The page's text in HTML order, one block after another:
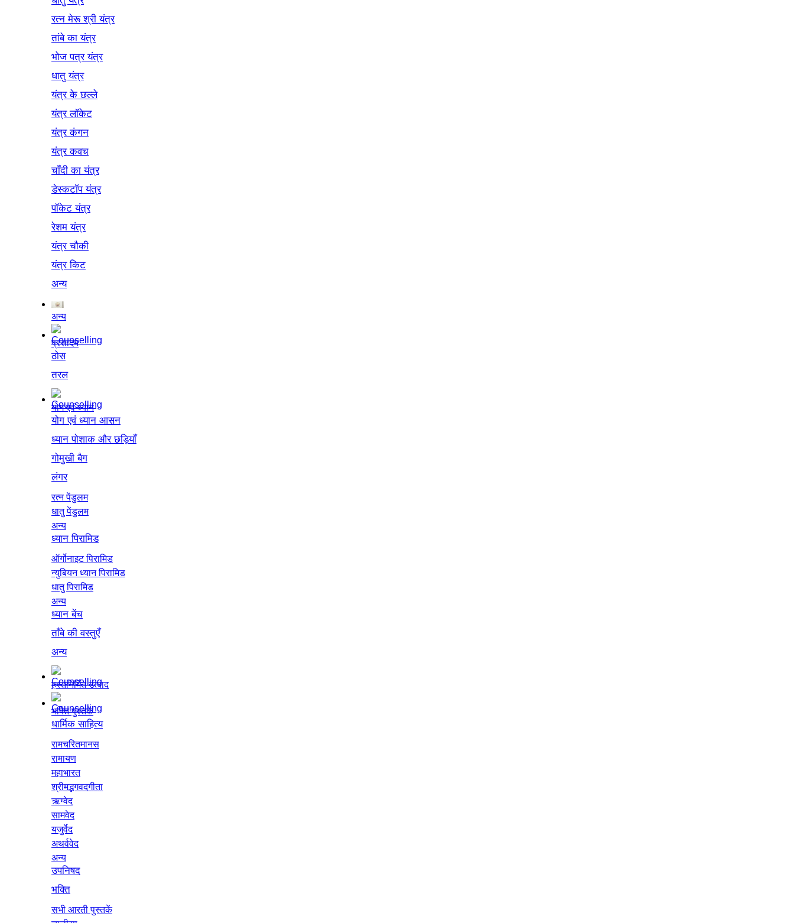
रत्न मेरू श्री यंत्र
तांबे का यंत्र
भोज पत्र यंत्र
धातु यंत्र
यंत्र के छल्ले
यंत्र लॉकेट
यंत्र कंगन
यंत्र कवच
चाँदी का यंत्र
डेस्कटॉप यंत्र
पॉकेट यंत्र
रेशम यंत्र
यंत्र चौकी
यंत्र किट
अन्य
अन्य
प्रसादम
ठोस
तरल
योग एवं ध्यान
योग एवं ध्यान आसन
ध्यान पोशाक और छड़ियाँ
गोमुखी बैग
लंगर
रत्न पेंडुलम
धातु पेंडुलम
अन्य
ध्यान पिरामिड
ऑर्गोनाइट पिरामिड
न्युबियन ध्यान पिरामिड
धातु पिरामिड
अन्य
ध्यान बेंच
ताँबे की वस्तुएँ
अन्य
हस्तनिर्मित उत्पाद
भक्ति पुस्तकें
धार्मिक साहित्य
रामचरितमानस
रामायण
महाभारत
श्रीमद्भगवदगीता
ऋग्वेद
सामवेद
यजुर्वेद
अथर्ववेद
अन्य
उपनिषद
भक्ति
सभी आरती पुस्तकें